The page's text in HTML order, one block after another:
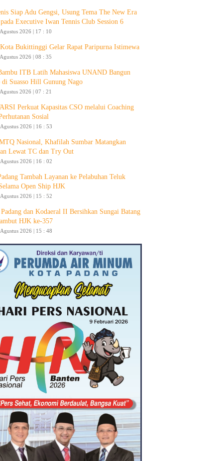
Siap Adu Gengsi, Usung Tema The New Era
Executive Iwan Tennis Club Session 6
2026 | 17 : 10
Bukittinggi Gelar Rapat Paripurna Istimewa
2026 | 08 : 35
ITB Latih Mahasiswa UNAND Bangun
di Suasso Hill Gunung Nago
2026 | 07 : 21
Perkuat Kapasitas CSO melalui Coaching
Sosial
2026 | 16 : 53
Nasional, Khafilah Sumbar Matangkan
Lewat TC dan Try Out
2026 | 16 : 02
Tambah Layanan ke Pelabuhan Teluk
Open Ship HJK
2026 | 15 : 52
dan Kodaeral II Bersihkan Sungai Batang
HJK ke-357
2026 | 15 : 48